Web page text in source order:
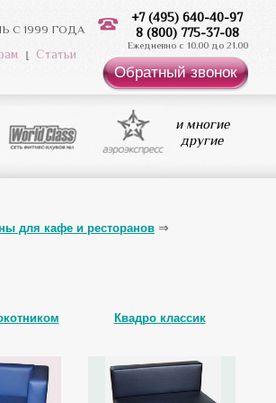
С 1999 ГОДА
Статьи
+7 (495) 640-40-97
8 (800) 775-37-08
Ежедневно с 10.00 до 21.00
Обратный звонок
и многие
другие
для кафе и ресторанов
Квадро классик